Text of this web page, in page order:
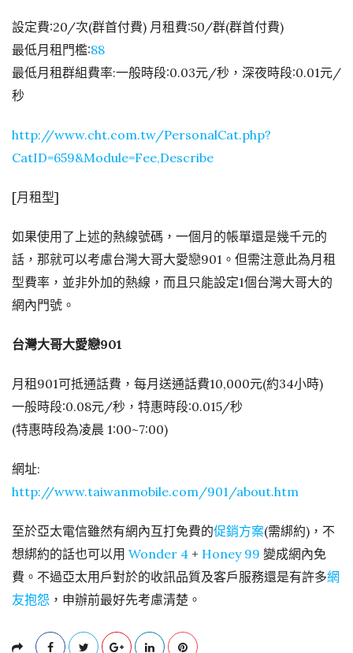
設定費:20/次(群首付費) 月租費:50/群(群首付費)
最低月租門檻:88
最低月租群組費率:一般時段:0.03元/秒，深夜時段:0.01元/
秒
http://www.cht.com.tw/PersonalCat.php?
CatID=659&Module=Fee,Describe
[月租型]
如果使用了上述的熱線號碼，一個月的帳單還是幾千元的
話，那就可以考慮台灣大哥大愛戀901。但需注意此為月租
型費率，並非外加的熱線，而且只能設定1個台灣大哥大的
網內門號。
台灣大哥大愛戀901
月租901可抵通話費，每月送通話費10,000元(約34小時)
一般時段:0.08元/秒，特惠時段:0.015/秒
(特惠時段為凌晨 1:00~7:00)
網址:
http://www.taiwanmobile.com/901/about.htm
至於亞太電信雖然有網內互打免費的促銷方案(需綁約)，不
想綁約的話也可以用 Wonder 4 + Honey 99 變成網內免
費。不過亞太用戶對於的收訊品質及客戶服務還是有許多網
友抱怨 ，申辦前最好先考慮清楚。